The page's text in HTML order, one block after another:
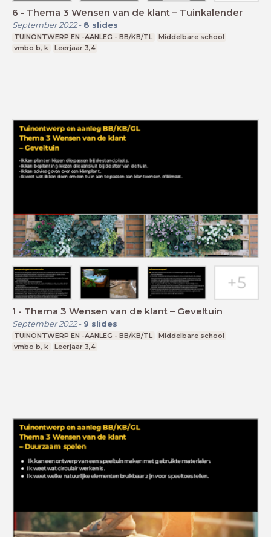
6 - Thema 3 Wensen van de klant – Tuinkalender
September 2022- 8 slides
TUINONTWERP EN -AANLEG - BB/KB/TL
Middelbare school
vmbo b, k
Leerjaar 3,4
1 - Thema 3 Wensen van de klant – Geveltuin
September 2022- 9 slides
TUINONTWERP EN -AANLEG - BB/KB/TL
Middelbare school
vmbo b, k
Leerjaar 3,4